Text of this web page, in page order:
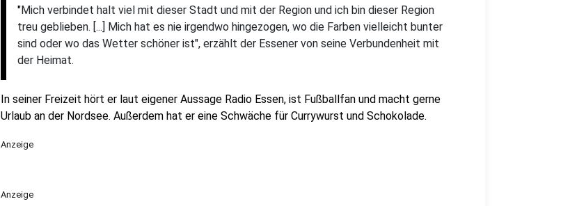
"Mich verbindet halt viel mit dieser Stadt und mit der Region und ich bin dieser Region
treu geblieben. [...] Mich hat es nie irgendwo hingezogen, wo die Farben vielleicht bunter
sind oder wo das Wetter schöner ist", erzählt der Essener von seine Verbundenheit mit
der Heimat.
In seiner Freizeit hört er laut eigener Aussage Radio Essen, ist Fußballfan und macht gerne
Urlaub an der Nordsee. Außerdem hat er eine Schwäche für Currywurst und Schokolade.
Anzeige
Anzeige